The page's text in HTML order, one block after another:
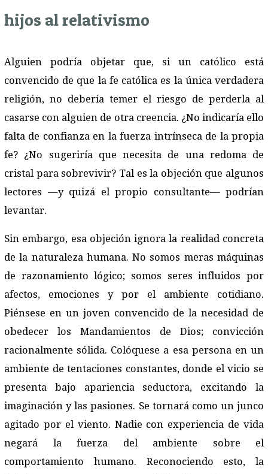
hijos al relativismo
Alguien podría objetar que, si un católico está
convencido de que la fe católica es la única verdadera
religión, no debería temer el riesgo de perderla al
casarse con alguien de otra creencia. ¿No indicaría ello
falta de confianza en la fuerza intrínseca de la propia
fe? ¿No sugeriría que necesita de una redoma de
cristal para sobrevivir? Tal es la objeción que algunos
lectores —y quizá el propio consultante— podrían
levantar.
Sin embargo, esa objeción ignora la realidad concreta
de la naturaleza humana. No somos meras máquinas
de razonamiento lógico; somos seres influidos por
afectos, emociones y por el ambiente cotidiano.
Piénsese en un joven convencido de la necesidad de
obedecer los Mandamientos de Dios; convicción
racionalmente sólida. Colóquese a esa persona en un
ambiente de tentaciones constantes, donde el vicio se
presenta bajo apariencia seductora, excitando la
imaginación y las pasiones. Se tornará como un junco
agitado por el viento. Nadie con experiencia de vida
negará la fuerza del ambiente sobre el
comportamiento humano. Reconociendo esto, la